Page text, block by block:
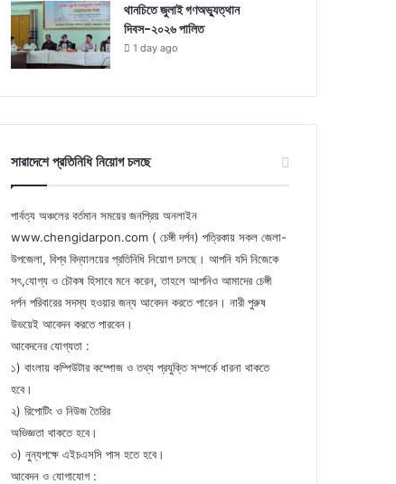
থানচিতে জুলাই গণঅভ্যুত্থান
দিবস-২০২৬ পালিত
1 day ago
সারাদেশে প্রতিনিধি নিয়োগ চলছে
পার্বত্য অঞ্চলের বর্তমান সময়ের জনপ্রিয় অনলাইন
www.chengidarpon.com ( চেঙ্গী দর্পন) পত্রিকায় সকল জেলা-
উপজেলা, বিশ্ব বিদ্যালয়ের প্রতিনিধি নিয়োগ চলছে। আপনি যদি নিজেকে
সৎ,যোগ্য ও চৌকষ হিসাবে মনে করেন, তাহলে আপনিও আমাদের চেঙ্গী
দর্পন পরিবারের সদস্য হওয়ার জন্য আবেদন করতে পারেন। নারী পুরুষ
উভয়েই আবেদন করতে পারবেন।
আবেদনের যোগ্যতা :
১) বাংলায় কম্পিউটার কম্পোজ ও তথ্য প্রযুক্তি সম্পর্কে ধারনা থাকতে
হবে।
২) রিপোটিং ও নিউজ তৈরির
অভিজ্ঞতা থাকতে হবে।
৩) নুন্যপক্ষে এইচএসসি পাস হতে হবে।
আবেদন ও যোগাযোগ :